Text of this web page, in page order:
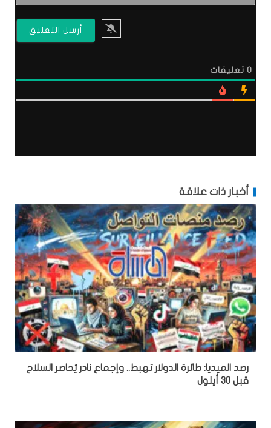
0 تعليقات
أخبار ذات علاقة
رصد الميديا: طائرة الدولار تهبط.. وإجماع نادر يُحاصر السلاح
قبل 30 أيلول